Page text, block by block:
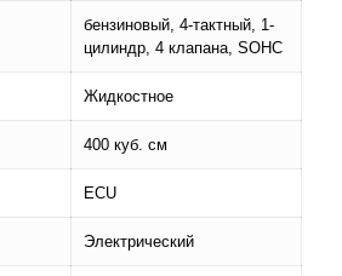
бензиновый, 4-тактный, 1-
цилиндр, 4 клапана, SOHC
Жидкостное
400 куб. см
ECU
Электрический